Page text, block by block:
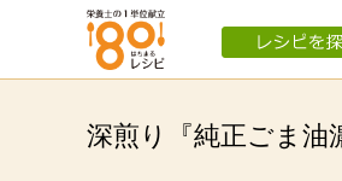
深煎り『純正ごま